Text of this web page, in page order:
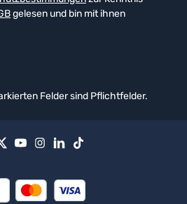
gelesen und bin mit ihnen
Felder sind Pflichtfelder.